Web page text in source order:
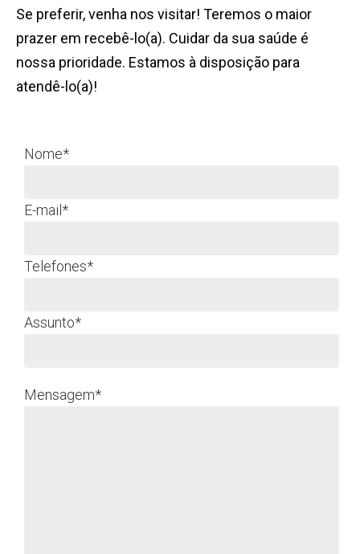
Se preferir, venha nos visitar! Teremos o maior
prazer em recebê-lo(a). Cuidar da sua saúde é
nossa prioridade. Estamos à disposição para
atendê-lo(a)!
Nome*
E-mail*
Telefones*
Assunto*
Mensagem*